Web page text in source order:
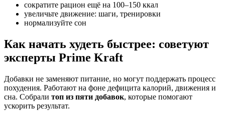
сократите рацион ещё на 100–150 ккал
увеличьте движение: шаги, тренировки
нормализуйте сон
Как начать худеть быстрее: советуют
эксперты Prime Kraft
Добавки не заменяют питание, но могут поддержать процесс
похудения. Работают на фоне дефицита калорий, движения и
сна. Собрали топ из пяти добавок, которые помогают
ускорить результат.